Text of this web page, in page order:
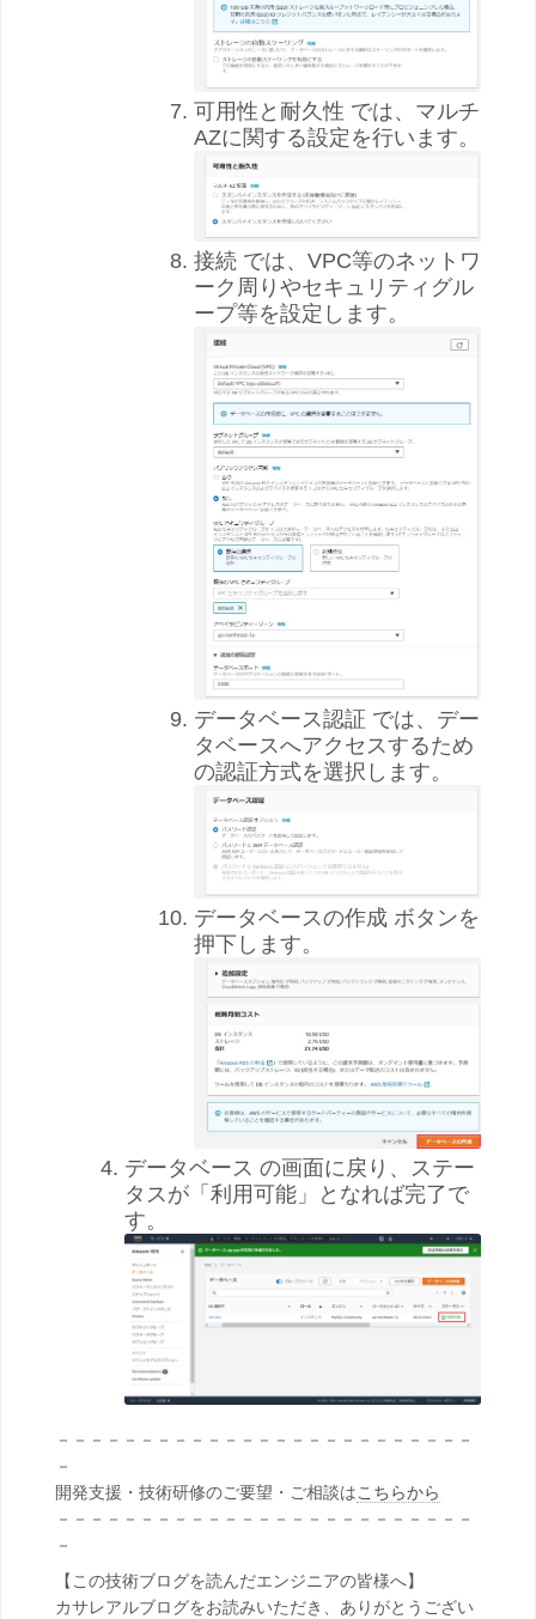
可用性と耐久性 では、マルチ
AZに関する設定を行います。
接続 では、VPC等のネットワ
ーク周りやセキュリティグル
ープ等を設定します。
データベース認証 では、デー
タベースへアクセスするため
の認証方式を選択します。
データベースの作成 ボタンを
押下します。
データベース の画面に戻り、ステー
タスが「利用可能」となれば完了で
す。
－－－－－－－－－－－－－－－－－－－－－－－－－
－
開発支援・技術研修のご要望・ご相談はこちらから
－－－－－－－－－－－－－－－－－－－－－－－－－
－
【この技術ブログを読んだエンジニアの皆様へ】
カサレアルブログをお読みいただき、ありがとうござい